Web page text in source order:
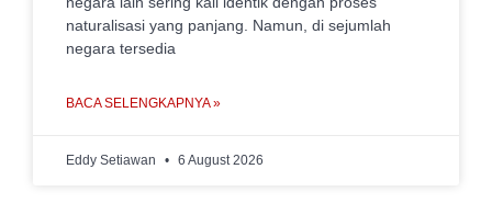
naturalisasi yang panjang. Namun, di sejumlah
negara tersedia
BACA SELENGKAPNYA »
Eddy Setiawan 6 August 2026